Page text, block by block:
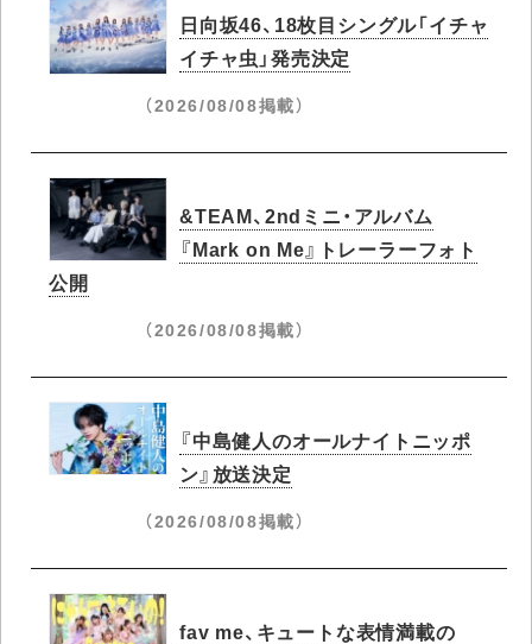
日向坂46、18枚目シングル「イチャ
イチャ虫」発売決定
（2026/08/08掲載）
&TEAM、2ndミニ・アルバム
『Mark on Me』トレーラーフォト
公開
（2026/08/08掲載）
『中島健人のオールナイトニッポ
ン』放送決定
（2026/08/08掲載）
fav me、キュートな表情満載の